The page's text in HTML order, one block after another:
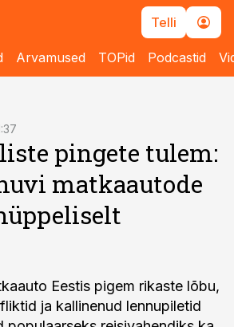
Telli
Arvamused TOPid Podcastid
pingete tulem:
matkaautode
Eestis pigem rikaste lõbu,
ja kallinenud lennupiletid